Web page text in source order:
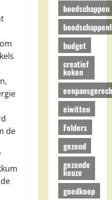
de
boodschappen
budget
creatief
koken
eiwitten
Folders
gezond
gezonde
keuze
goedkoop